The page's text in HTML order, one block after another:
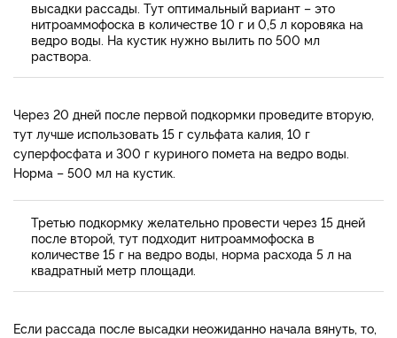
высадки рассады. Тут оптимальный вариант – это
нитроаммофоска в количестве 10 г и 0,5 л коровяка на
ведро воды. На кустик нужно вылить по 500 мл
раствора.
Через 20 дней после первой подкормки проведите вторую,
тут лучше использовать 15 г сульфата калия, 10 г
суперфосфата и 300 г куриного помета на ведро воды.
Норма – 500 мл на кустик.
Третью подкормку желательно провести через 15 дней
после второй, тут подходит нитроаммофоска в
количестве 15 г на ведро воды, норма расхода 5 л на
квадратный метр площади.
Если рассада после высадки неожиданно начала вянуть, то,